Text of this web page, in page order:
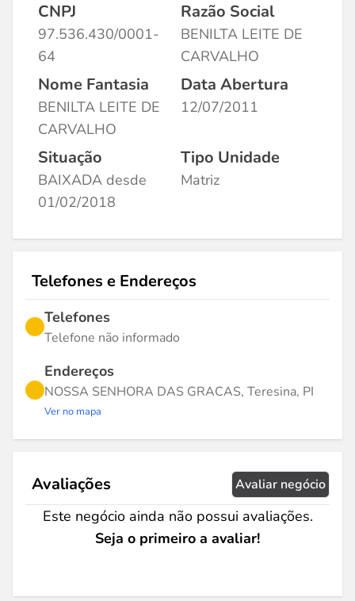
CNPJ
97.536.430/0001-
64
Razão Social
BENILTA LEITE DE
CARVALHO
Nome Fantasia
BENILTA LEITE DE
CARVALHO
Data Abertura
12/07/2011
Situação
BAIXADA desde
01/02/2018
Tipo Unidade
Matriz
Telefones e Endereços
Telefones
Telefone não informado
Endereços
NOSSA SENHORA DAS GRACAS, Teresina, PI
Ver no mapa
Avaliações Avaliar negócio
Este negócio ainda não possui avaliações.
Seja o primeiro a avaliar!